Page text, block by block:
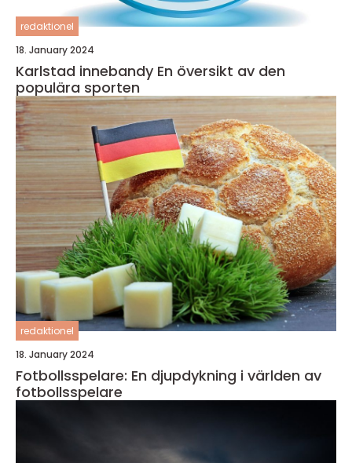
redaktionel
18. January 2024
Karlstad innebandy En översikt av den
populära sporten
redaktionel
18. January 2024
Fotbollsspelare: En djupdykning i världen av
fotbollsspelare